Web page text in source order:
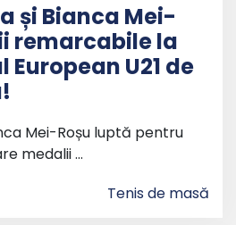
și Bianca Mei-
remarcabile la
U21 de
Mei-Roșu luptă pentru
medalii …
Tenis de masă